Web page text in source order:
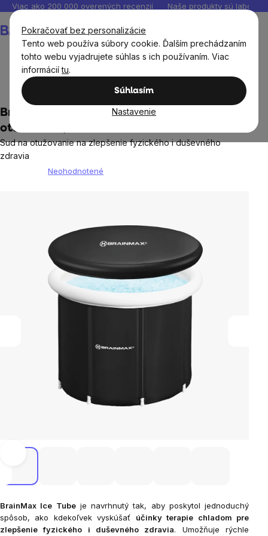
Pokračovať bez personalizácie
Tento web používa súbory cookie. Ďalším prechádzaním
tohto webu vyjadrujete súhlas s ich používaním. Viac
informáciítu.
Súhlasím
Nastavenie
Prejsť
obsah
Viac ako 200 000 overených recenzií Naše produkty sú
košík
BrainMax Ice Tube, nafukovací sud na
otužovanie, 320 l
Sud na otužovanie na zlepšenie fyzického i duševného
zdravia
Neohodnotené
BrainMax Ice Tubeje navrhnutý tak, aby poskytol jednoduchý
spôsob, ako kdekoľvek vyskúšať účinky terapie chladom pre
zlepšenie fyzického i duševného zdravia. Umožňuje rýchle